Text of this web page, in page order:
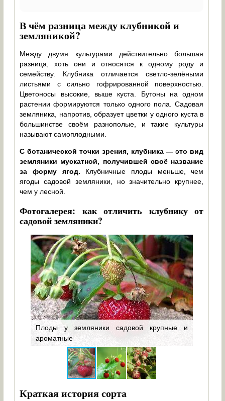
В чём разница между клубникой и
земляникой?
Между двумя культурами действительно большая
разница, хоть они и относятся к одному роду и
семейству. Клубника отличается светло-зелёными
листьями с сильно гофрированной поверхностью.
Цветоносы высокие, выше куста. Бутоны на одном
растении формируются только одного пола. Садовая
земляника, напротив, образует цветки у одного куста в
большинстве своём разнополые, и такие культуры
называют самоплодными.
С ботанической точки зрения, клубника — это вид
земляники мускатной, получившей своё название
за форму ягод. Клубничные плоды меньше, чем
ягоды садовой земляники, но значительно крупнее,
чем у лесной.
Фотогалерея: как отличить клубнику от
садовой земляники?
Плоды у земляники садовой крупные и
ароматные
Краткая история сорта